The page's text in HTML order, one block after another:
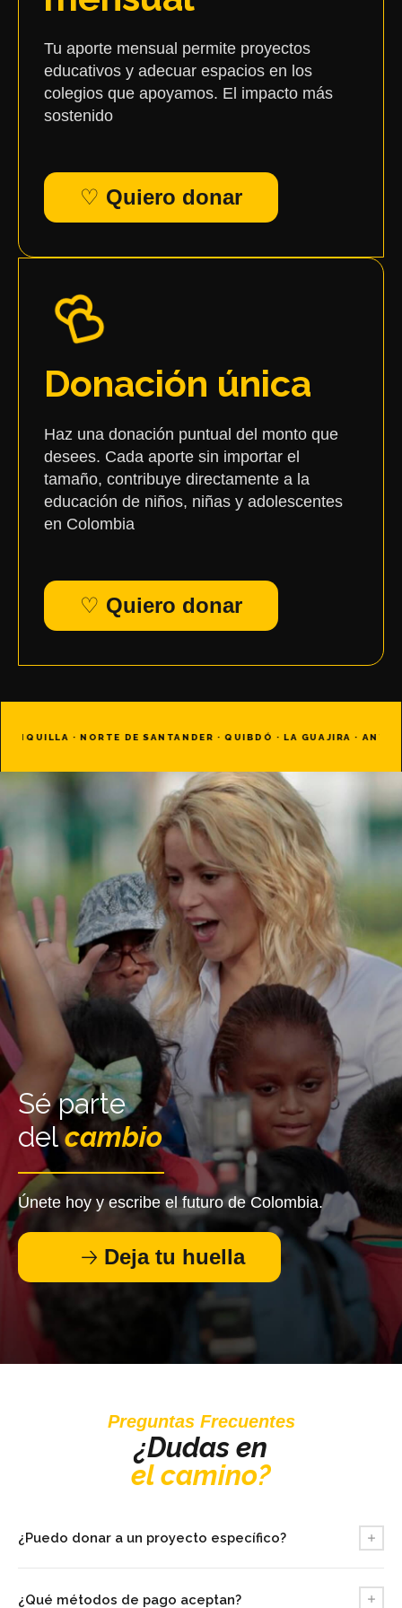
Tu aporte mensual permite proyectos
educativos y adecuar espacios en los
colegios que apoyamos. El impacto más
sostenido
♡ Quiero donar
Donación única
Haz una donación puntual del monto que
desees. Cada aporte sin importar el
tamaño, contribuye directamente a la
educación de niños, niñas y adolescentes
en Colombia
♡ Quiero donar
CARTAGENA · BARRANQUILLA · NORTE DE SANTANDER · QUIBDÓ ·
Sé parte
delcambio
Únete hoy y escribe el futuro de Colombia.
🡢 Deja tu huella
Preguntas Frecuentes
¿Dudas en
elcamino?
¿Puedo donar a un proyecto específico?
tu donación. Te invitamos a revisarQué estamos haciendo
para
¿Qué métodos de pago aceptan?